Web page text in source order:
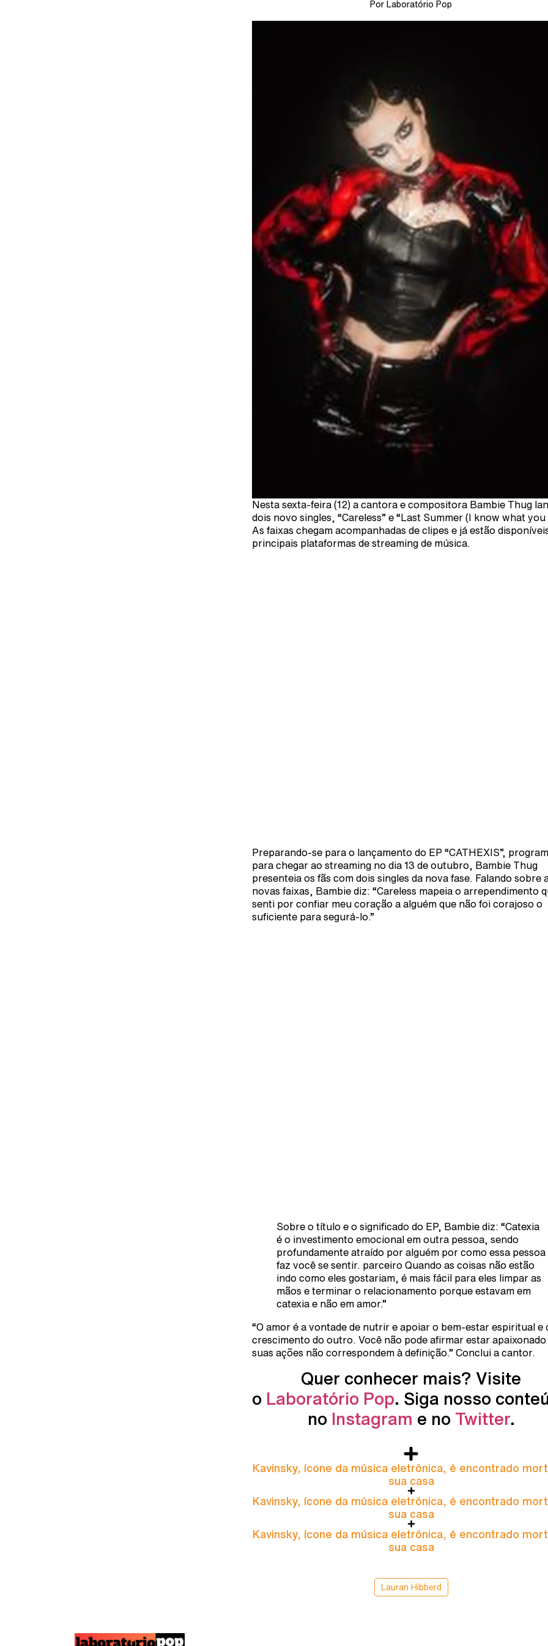
Por Laboratório Pop
Nesta sexta-feira (12) a cantora e compositora Bambie Thug
dois novo singles, “Careless” e “Last Summer (I know what you
As faixas chegam acompanhadas de clipes e já estão
principais plataformas de streaming de música.
Preparando-se para o lançamento do EP “CATHEXIS”,
para chegar ao streaming no dia 13 de outubro, Bambie Thug
presenteia os fãs com dois singles da nova fase. Falando sobre
novas faixas, Bambie diz: “Careless mapeia o arrependimento
senti por confiar meu coração a alguém que não foi corajoso o
suficiente para segurá-lo.”
Sobre o título e o significado do EP, Bambie diz: “Catexia
é o investimento emocional em outra pessoa, sendo
profundamente atraído por alguém por como essa pessoa
faz você se sentir. parceiro Quando as coisas não estão
indo como eles gostariam, é mais fácil para eles limpar as
mãos e terminar o relacionamento porque estavam em
catexia e não em amor.”
“O amor é a vontade de nutrir e apoiar o bem-estar espiritual e
crescimento do outro. Você não pode afirmar estar apaixonado
suas ações não correspondem à definição.” Conclui a cantor.
Quer conhecer mais? Visite
o Laboratório Pop. Siga nosso
no Instagram e no Twitter.
Kavinsky, ícone da música eletrônica, é encontrado
sua casa
Kavinsky, ícone da música eletrônica, é encontrado
sua casa
Kavinsky, ícone da música eletrônica, é encontrado
sua casa
Lauran Hibberd